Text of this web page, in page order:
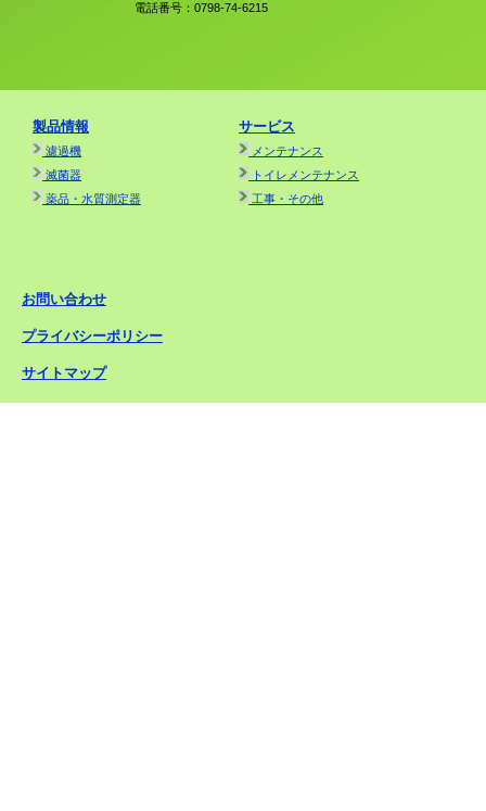
電話番号：0798-74-6215
製品情報
濾過機
滅菌器
薬品・水質測定器
サービス
メンテナンス
トイレメンテナンス
工事・その他
お問い合わせ
プライバシーポリシー
サイトマップ